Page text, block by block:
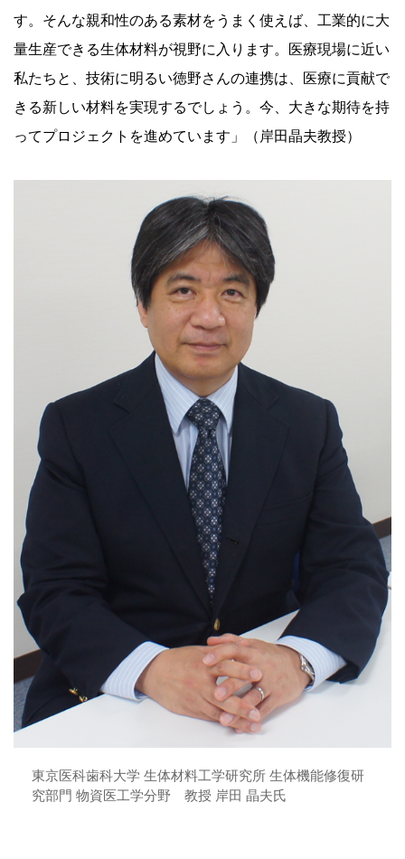
す。そんな親和性のある素材をうまく使えば、工業的に大
量生産できる生体材料が視野に入ります。医療現場に近い
私たちと、技術に明るい徳野さんの連携は、医療に貢献で
きる新しい材料を実現するでしょう。今、大きな期待を持
ってプロジェクトを進めています」（岸田晶夫教授）
東京医科歯科大学 生体材料工学研究所 生体機能修復研
究部門 物資医工学分野 教授 岸田 晶夫氏